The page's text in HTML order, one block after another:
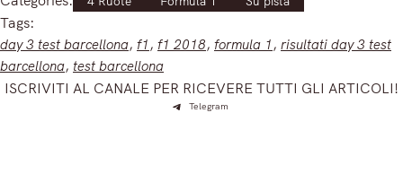
Tags:
day 3 test barcellona, f1 , f1 2018, formula 1 , risultati day 3 test
barcellona, test barcellona
ISCRIVITI AL CANALE PER RICEVERE TUTTI GLI ARTICOLI!
Telegram